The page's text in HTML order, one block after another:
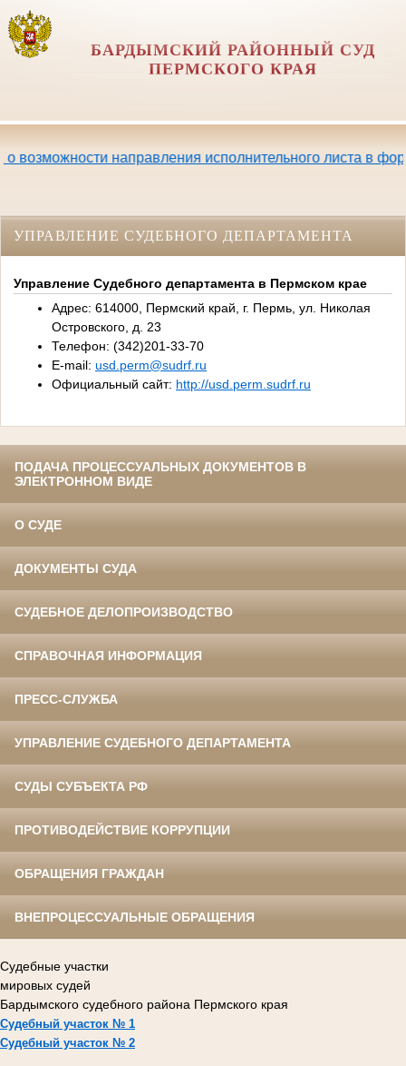
БАРДЫМСКИЙ РАЙОННЫЙ СУД
ПЕРМСКОГО КРАЯ
о возможности направления исполнительного листа в
УПРАВЛЕНИЕ СУДЕБНОГО ДЕПАРТАМЕНТА
Управление Судебного департамента в Пермском крае
Адрес: 614000, Пермский край, г. Пермь, ул. Николая
Островского, д. 23
Телефон: (342)201-33-70
E-mail: usd.perm@sudrf.ru
Официальный сайт: http://usd.perm.sudrf.ru
ПОДАЧА ПРОЦЕССУАЛЬНЫХ ДОКУМЕНТОВ В
ЭЛЕКТРОННОМ ВИДЕ
О СУДЕ
ДОКУМЕНТЫ СУДА
СУДЕБНОЕ ДЕЛОПРОИЗВОДСТВО
СПРАВОЧНАЯ ИНФОРМАЦИЯ
ПРЕСС-СЛУЖБА
УПРАВЛЕНИЕ СУДЕБНОГО ДЕПАРТАМЕНТА
СУДЫ СУБЪЕКТА РФ
ПРОТИВОДЕЙСТВИЕ КОРРУПЦИИ
ОБРАЩЕНИЯ ГРАЖДАН
ВНЕПРОЦЕССУАЛЬНЫЕ ОБРАЩЕНИЯ
Судебные участки
мировых судей
Бардымского судебного района Пермского края
Судебный участок № 1
Судебный участок № 2